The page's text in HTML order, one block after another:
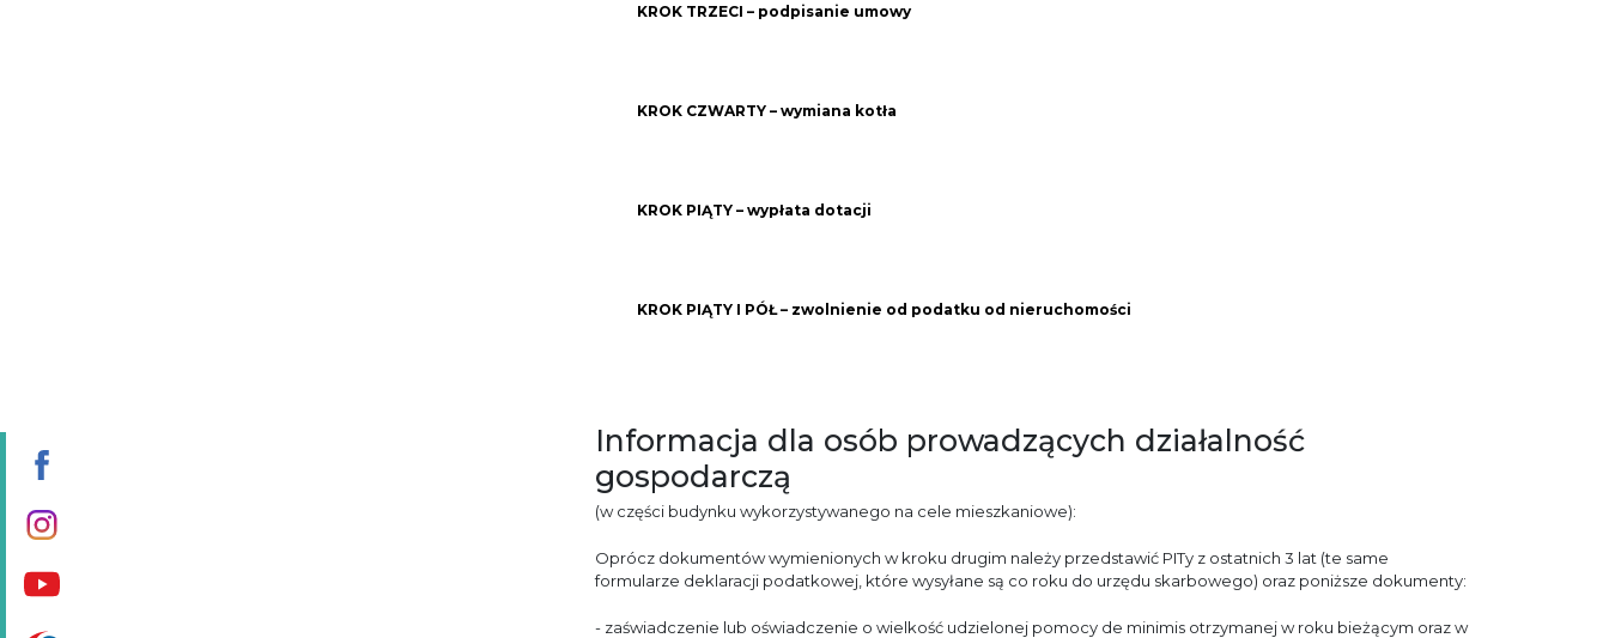
KROK TRZECI – podpisanie umowy
KROK CZWARTY – wymiana kotła
KROK PIĄTY – wypłata dotacji
KROK PIĄTY I PÓŁ – zwolnienie od podatku od nieruchomości
Informacja dla osób prowadzących działalność
gospodarczą
(w części budynku wykorzystywanego na cele mieszkaniowe):
Oprócz dokumentów wymienionych w kroku drugim należy przedstawić PITy z ostatnich 3 lat (te same
formularze deklaracji podatkowej, które wysyłane są co roku do urzędu skarbowego) oraz poniższe dokumenty:
- zaświadczenie lub oświadczenie o wielkość udzielonej pomocy de minimis otrzymanej w roku bieżącym oraz w